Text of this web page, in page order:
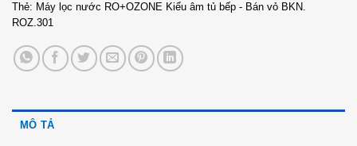
Thẻ: Máy lọc nước RO+OZONE Kiểu âm tủ bếp - Bán vỏ BKN.
ROZ.301
MÔ TẢ